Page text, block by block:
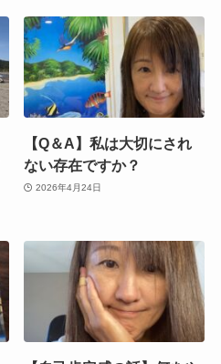
【Q＆A】私は大切にされ
ない存在ですか？
2026年4月24日